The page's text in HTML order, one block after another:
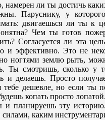
намерен ли ты достичь
Паруснику, у
двигаешься ли ты к
Чем ты готов
Согласуется ли эта
и эффективно. Это не
ногтями землю рыть,
Ты смотришь, сколько у
и делаешь. Просто
тебе дешевле, но если ты
копать просто
планируешь эту
каким